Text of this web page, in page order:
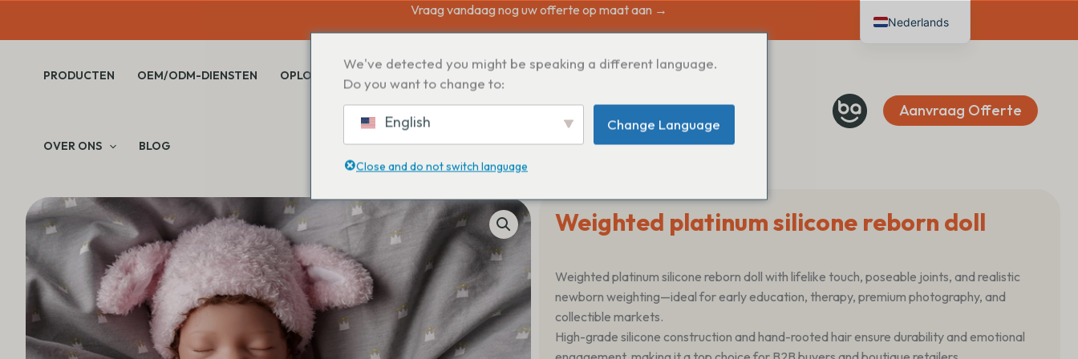
Vraag vandaag nog uw offerte op maat aan →
PRODUCTEN OEM/ODM-DIENSTEN OPLOSSINGEN
OVER ONS BLOG
Aanvraag Offerte
Weighted platinum silicone reborn doll
Weighted platinum silicone reborn doll with lifelike touch, poseable joints, and realistic
newborn weighting—ideal for early education, therapy, premium photography, and
collectible markets.
High-grade silicone construction and hand-rooted hair ensure durability and emotional
We've detected you might be speaking a different language.
Do you want to change to:
English Change Language
Close and do not switch language
Nederlands
Français
Español